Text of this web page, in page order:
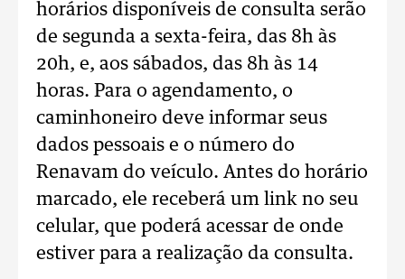
horários disponíveis de consulta serão
de segunda a sexta-feira, das 8h às
20h, e, aos sábados, das 8h às 14
horas. Para o agendamento, o
caminhoneiro deve informar seus
dados pessoais e o número do
Renavam do veículo. Antes do horário
marcado, ele receberá um link no seu
celular, que poderá acessar de onde
estiver para a realização da consulta.